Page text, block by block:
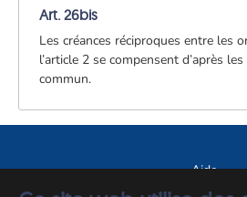
Art. 26bis
Les créances réciproques entre les
l’article 2 se compensent d’après
commun.
Aide